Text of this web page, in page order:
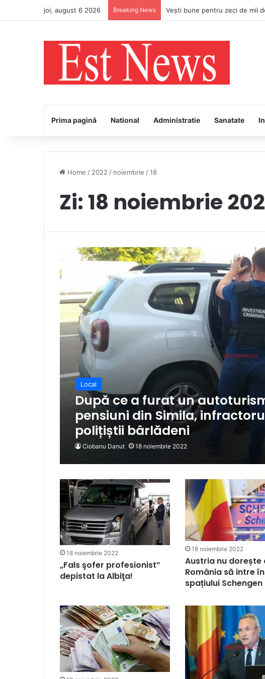
joi, august 6 2026 Breaking News PS Ignatie va întâmpina, joi, la
Prima pagină National Administratie Sanatate
Home / 2022 / noiembrie /18
Zi: 18 noiembrie
Local
După ce a furat un
pensiuni din Simila,
polițiștii bârlădeni
Ciobanu Danut 18 noiembrie 2022
18 noiembrie 2022
„Fals şofer profesionist”
depistat la Albiţa!
18 noiembrie 2022
Austria nu dorește
România să intre în
spațiului Schengen